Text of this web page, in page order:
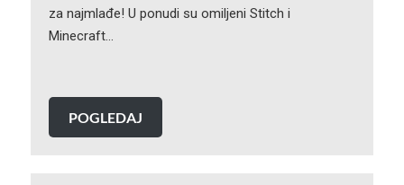
za najmlađe! U ponudi su omiljeni Stitch i
Minecraft…
POGLEDAJ